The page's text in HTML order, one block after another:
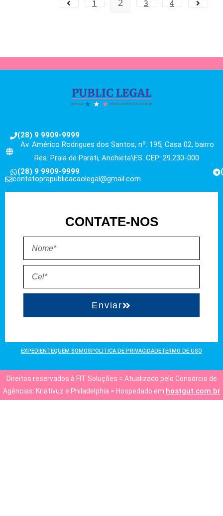
1 2 3 4
(28) 9 9909-9999
Av. Américo Rodrigues dos Santos, nº. 195, Casa 02, bairro
Res. Praia de Parati, Anchieta\ES. CEP: 29.230-000.
(28) 9 9909-9999
contatoprapublicacaolegal@gmail.com
CONTATE-NOS
Enviar
EXPEDIENTEQUEM SOMOS POLÍTICA DE PRIVACIDADETERMO DE USO
Direitos reservados à FIT Soluções = Atualizado pelo Consórcio de
Agências: Kriativuz e Philadelphia = Hospedado em hostgut.com.br